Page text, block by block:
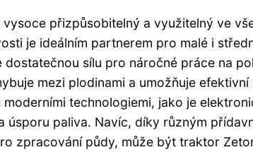
přizpůsobitelný a využitelný ve
je ideálním partnerem pro malé i
sílu pro náročné práce na
mezi plodinami a umožňuje
technologiemi, jako je
úsporu paliva. Navíc, díky různým
zpracování půdy, může být traktor